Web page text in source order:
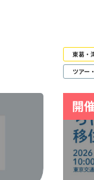
東葛・
ツアー